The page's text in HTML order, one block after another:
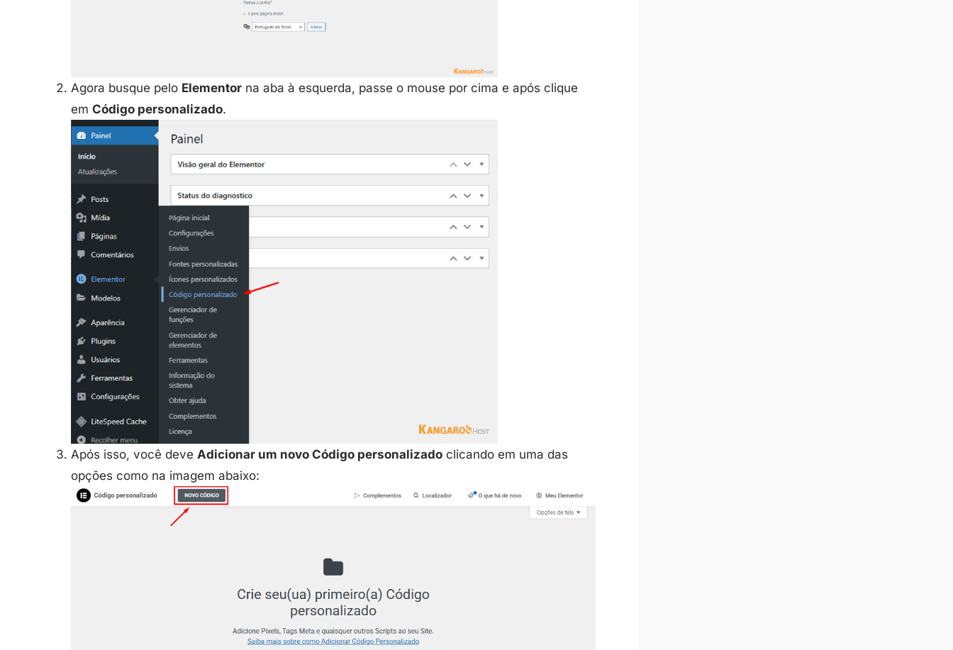
Agora busque pelo Elementor na aba à esquerda, passe o mouse por cima e após clique
em Código personalizado.
Após isso, você deve Adicionar um novo Código personalizado clicando em uma das
opções como na imagem abaixo: